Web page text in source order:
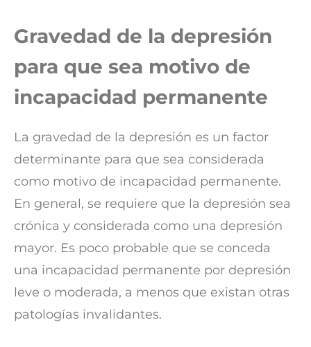
Gravedad de la depresión
para que sea motivo de
incapacidad permanente
La gravedad de la depresión es un factor
determinante para que sea considerada
como motivo de incapacidad permanente.
En general, se requiere que la depresión sea
crónica y considerada como una depresión
mayor. Es poco probable que se conceda
una incapacidad permanente por depresión
leve o moderada, a menos que existan otras
patologías invalidantes.